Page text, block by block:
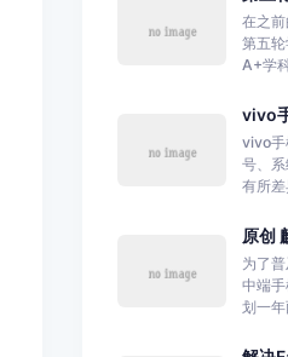
在之
第五
A+学
vivo
vivo手
号、
有所
原创
为了
中端
划一